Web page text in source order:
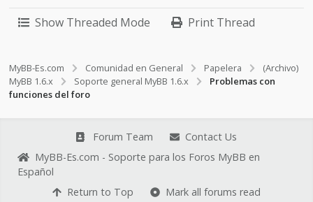
Show Threaded Mode Print Thread
MyBB-Es.com Comunidad en General Papelera
(Archivo)
MyBB 1.6.x
Soporte general MyBB 1.6.x
Problemas con
funciones del foro
Forum Team
Contact Us
MyBB-Es.com - Soporte para los Foros MyBB en
Español
Return to Top
Mark all forums read